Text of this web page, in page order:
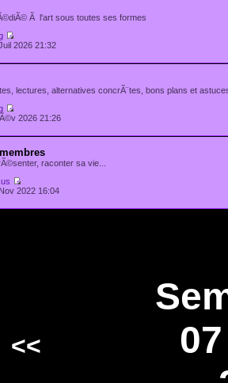
Ã l'art sous toutes ses formes
2026 21:32
lectures, alternatives concrÃ¨tes, bons plans et
2026 21:26
raconter sa vie...
2022 16:04
<<